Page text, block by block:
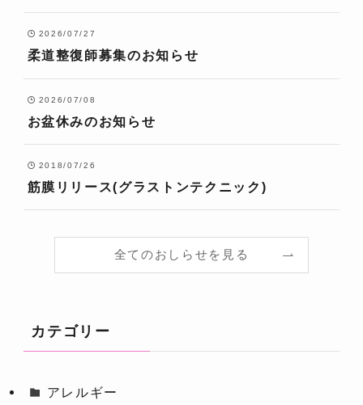
2026/07/27
柔道整復師募集のお知らせ
2026/07/08
お盆休みのお知らせ
2018/07/26
筋膜リリース(グラストンテクニック)
全てのおしらせを見る
カテゴリー
アレルギー